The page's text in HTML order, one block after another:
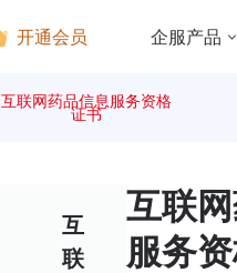
开通会员 企服产品
互联网药品信息服务资格
证书
互
联
互联
服务